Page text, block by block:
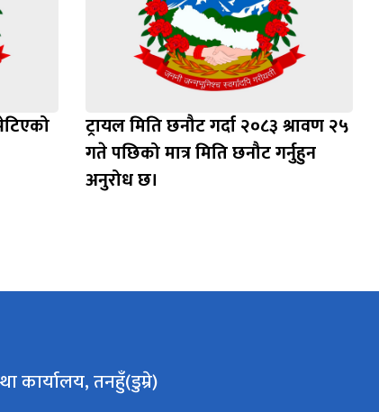
ट्रायल मिति छनौट गर्दा २०८३ श्रावण २५
गते पछिको मात्र मिति छनौट गर्नुहुन
अनुरोध छ।
कार्यालय, तनहुँ(डुम्रे)